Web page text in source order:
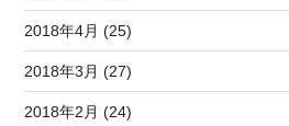
2018年4月 (25)
2018年3月 (27)
2018年2月 (24)